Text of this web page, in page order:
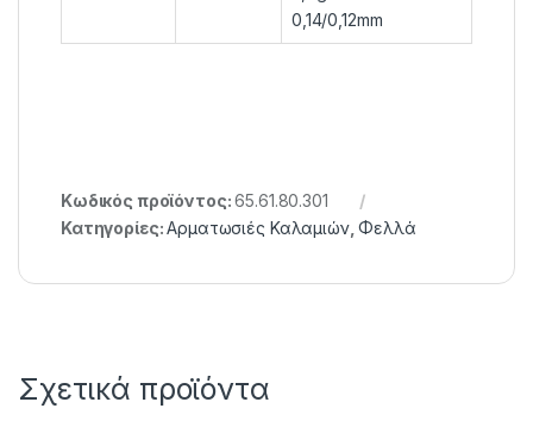
0,14/0,12mm
Κωδικός προϊόντος:65.61.80.301
Κατηγορίες:Αρματωσιές Καλαμιών,Φελλά
Σχετικά προϊόντα